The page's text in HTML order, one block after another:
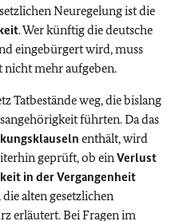
Neuregelung ist die
. Wer künftig die deutsche
eingebürgert wird, muss
nicht mehr aufgeben.
Tatbestände weg, die bislang
führten. Da das
enthält, wird
geprüft, ob ein Verlust
in der Vergangenheit
alten gesetzlichen
erläutert. Bei Fragen im